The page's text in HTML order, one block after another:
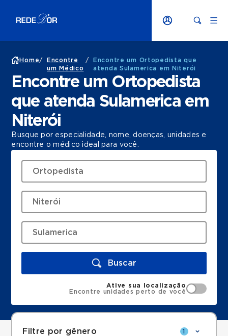
Home/
Encontre
um Médico
/
Encontre um Ortopedista que
atenda Sulamerica em Niterói
Encontre um Ortopedista
que atenda Sulamerica em
Niterói
Busque por especialidade, nome, doenças, unidades e
encontre o médico ideal para você.
Buscar
Ative sua localização
Encontre unidades perto de você
Filtre por gênero 1